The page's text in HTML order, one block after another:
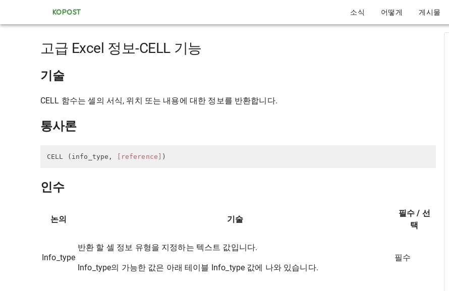
KOPOST 소식 어떻게 게시물
고급 Excel 정보-CELL 기능
기술
CELL 함수는 셀의 서식, 위치 또는 내용에 대한 정보를 반환합니다.
통사론
CELL (info_type, [reference] )
인수
논의 기술
필수 / 선
택
Info_type
반환 할 셀 정보 유형을 지정하는 텍스트 값입니다.
Info_type의 가능한 값은 아래 테이블 Info_type 값에 나와 있습니다.
필수